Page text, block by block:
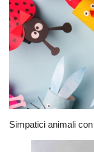
Simpatici animali